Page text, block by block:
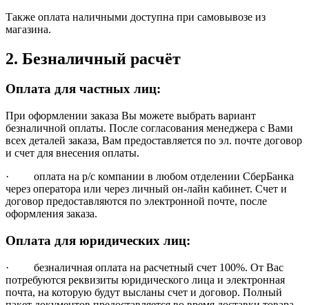
Также оплата наличными доступна при самовывозе из
магазина.
2. Безналичный расчёт
Оплата для частных лиц:
При оформлении заказа Вы можете выбрать вариант
безналичной оплаты. После согласования менеджера с Вами
всех деталей заказа, Вам предоставляется по эл. почте договор
и счет для внесения оплаты.
· оплата на р/с компании в любом отделении СберБанка
через оператора или через личный он-лайн кабинет. Счет и
договор предоставляются по электронной почте, после
оформления заказа.
Оплата для юридических лиц:
· безналичная оплата на расчетный счет 100%. От Вас
потребуются реквизиты юридического лица и электронная
почта, на которую будут высланы счет и договор. Полный